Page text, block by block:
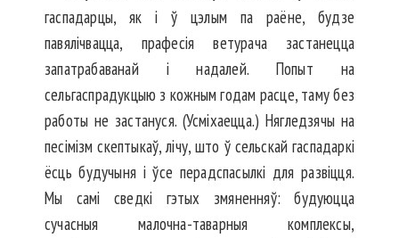
гаспадарцы, як і ў цэлым па раёне, будзе
павялічвацца, прафесія ветурача застанецца
запатрабаванай і надалей. Попыт на
сельгаспрадукцыю з кожным годам расце, таму без
работы не застануся. (Усміхаецца.) Нягледзячы на
песімізм скептыкаў, лічу, што ў сельскай гаспадаркі
ёсць будучыня і ўсе перадспасылкі для развіцця.
Мы самі сведкі гэтых змяненняў: будуюцца
сучасныя малочна-таварныя комплексы,